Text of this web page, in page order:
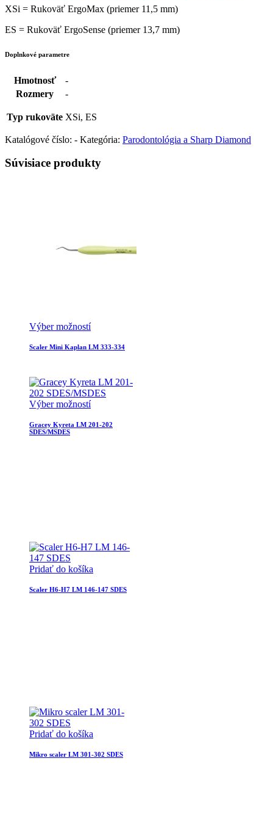
XSi = Rukoväť ErgoMax (priemer 11,5 mm)
ES = Rukoväť ErgoSense (priemer 13,7 mm)
Doplnkové parametre
Hmotnosť
-
Rozmery
-
Typ rukoväte XSi, ES
Katalógové číslo: - Kategória: Parodontológia a Sharp Diamond
Súvisiace produkty
Výber možností
Scaler Mini Kaplan LM 333-334
Výber možností
Gracey Kyreta LM 201-202
SDES/MSDES
Pridať do košíka
Scaler H6-H7 LM 146-147 SDES
Pridať do košíka
Mikro scaler LM 301-302 SDES